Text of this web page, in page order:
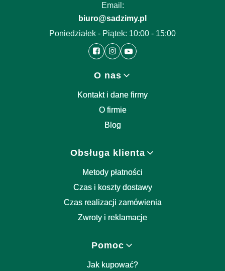
Email:
biuro@sadzimy.pl
Poniedziałek - Piątek: 10:00 - 15:00
O nas
Kontakt i dane firmy
O firmie
Blog
Obsługa klienta
Metody płatności
Czas i koszty dostawy
Czas realizacji zamówienia
Zwroty i reklamacje
Pomoc
Jak kupować?